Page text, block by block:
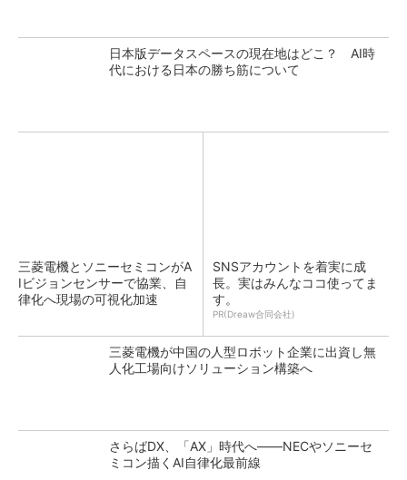
日本版データスペースの現在地はどこ？ AI時
代における日本の勝ち筋について
三菱電機とソニーセミコンがA
Iビジョンセンサーで協業、自
律化へ現場の可視化加速
SNSアカウントを着実に成
長。実はみんなココ使ってま
す。
PR(Dreaw合同会社)
三菱電機が中国の人型ロボット企業に出資し無
人化工場向けソリューション構築へ
さらばDX、「AX」時代へ――NECやソニーセ
ミコン描くAI自律化最前線